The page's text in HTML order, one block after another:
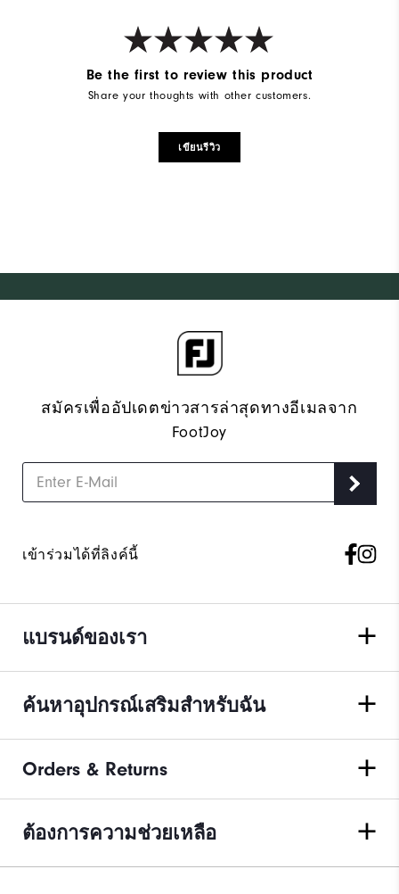
Be the first to review this product
Share your thoughts with other customers.
เขียนรีวิว
สมัครเพื่ออัปเดตข่าวสารล่าสุดทางอีเมลจาก
FootJoy
เข้าร่วมได้ที่ลิงค์นี้
แบรนด์ของเรา
ค้นหาอุปกรณ์เสริมสำหรับฉัน
Orders & Returns
ต้องการความช่วยเหลือ